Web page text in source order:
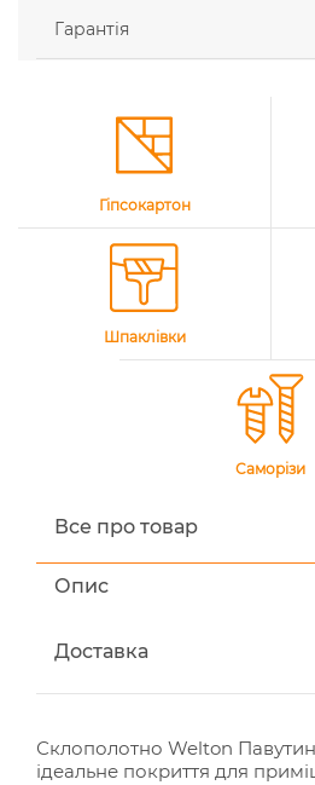
Гарантія
Гіпсокартон
Шпаклівки
Саморізи
Все про товар
Опис
Доставка
Склополотно Welton
ідеальне покриття для